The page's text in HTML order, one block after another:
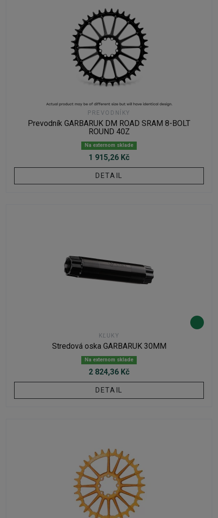
PREVODNÍKY
Prevodník GARBARUK DM ROAD SRAM 8-BOLT
ROUND 40Z
Na externom sklade
1 915,26 Kč
DETAIL
KĽUKY
Stredová oska GARBARUK 30MM
Na externom sklade
2 824,36 Kč
DETAIL